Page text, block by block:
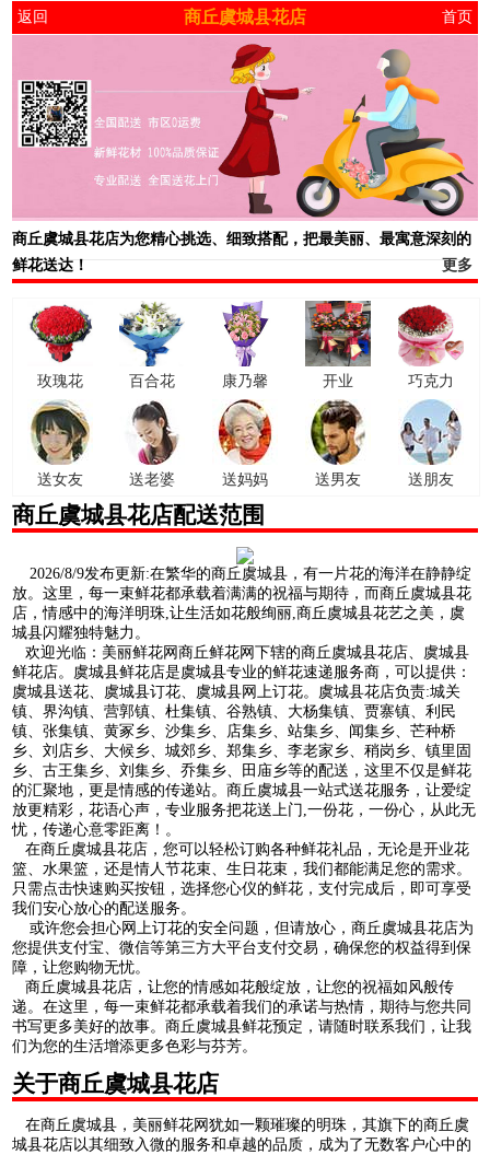
返回 商丘虞城县花店 首页
商丘虞城县花店为您精心挑选、细致搭配，把最美丽、最寓意深刻的
鲜花送达！
更多
玫瑰花 百合花 康乃馨 开业 巧克力
送女友 送老婆 送妈妈 送男友 送朋友
商丘虞城县花店配送范围
2026/8/9发布更新:在繁华的商丘虞城县，有一片花的海洋在静静绽
放。这里，每一束鲜花都承载着满满的祝福与期待，而商丘虞城县花
店，情感中的海洋明珠,让生活如花般绚丽,商丘虞城县花艺之美，虞
城县闪耀独特魅力。
欢迎光临：美丽鲜花网商丘鲜花网下辖的商丘虞城县花店、虞城县
鲜花店。虞城县鲜花店是虞城县专业的鲜花速递服务商，可以提供：
虞城县送花、虞城县订花、虞城县网上订花。虞城县花店负责:城关
镇、界沟镇、营郭镇、杜集镇、谷熟镇、大杨集镇、贾寨镇、利民
镇、张集镇、黄冢乡、沙集乡、店集乡、站集乡、闻集乡、芒种桥
乡、刘店乡、大候乡、城郊乡、郑集乡、李老家乡、稍岗乡、镇里固
乡、古王集乡、刘集乡、乔集乡、田庙乡等的配送，这里不仅是鲜花
的汇聚地，更是情感的传递站。商丘虞城县一站式送花服务，让爱绽
放更精彩，花语心声，专业服务把花送上门,一份花，一份心，从此无
忧，传递心意零距离！。
在商丘虞城县花店，您可以轻松订购各种鲜花礼品，无论是开业花
篮、水果篮，还是情人节花束、生日花束，我们都能满足您的需求。
只需点击快速购买按钮，选择您心仪的鲜花，支付完成后，即可享受
我们安心放心的配送服务。
或许您会担心网上订花的安全问题，但请放心，商丘虞城县花店为
您提供支付宝、微信等第三方大平台支付交易，确保您的权益得到保
障，让您购物无忧。
商丘虞城县花店，让您的情感如花般绽放，让您的祝福如风般传
递。在这里，每一束鲜花都承载着我们的承诺与热情，期待与您共同
书写更多美好的故事。商丘虞城县鲜花预定，请随时联系我们，让我
们为您的生活增添更多色彩与芬芳。
关于商丘虞城县花店
在商丘虞城县，美丽鲜花网犹如一颗璀璨的明珠，其旗下的商丘虞
城县花店以其细致入微的服务和卓越的品质，成为了无数客户心中的